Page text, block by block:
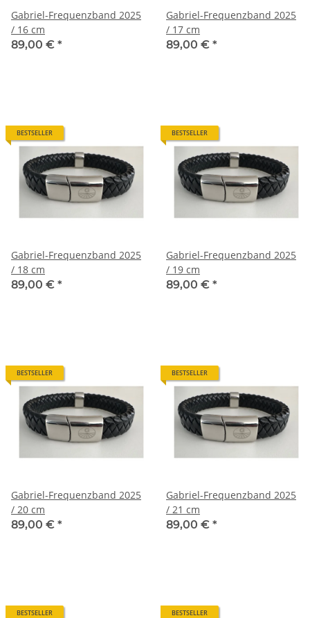
Gabriel-Frequenzband 2025
/ 16 cm
89,00 € *
Gabriel-Frequenzband 2025
/ 17 cm
89,00 € *
BESTSELLER
Gabriel-Frequenzband 2025
/ 18 cm
89,00 € *
BESTSELLER
Gabriel-Frequenzband 2025
/ 19 cm
89,00 € *
BESTSELLER
Gabriel-Frequenzband 2025
/ 20 cm
89,00 € *
BESTSELLER
Gabriel-Frequenzband 2025
/ 21 cm
89,00 € *
BESTSELLER BESTSELLER